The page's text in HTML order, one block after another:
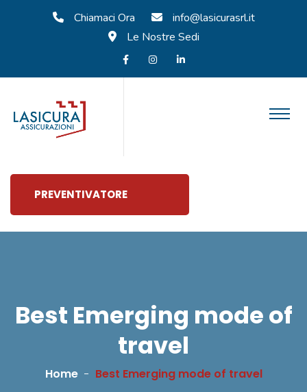
Chiamaci Ora
info@lasicurasrl.it
Le Nostre Sedi
PREVENTIVATORE
Best Emerging mode of
travel
Home Best Emerging mode of travel